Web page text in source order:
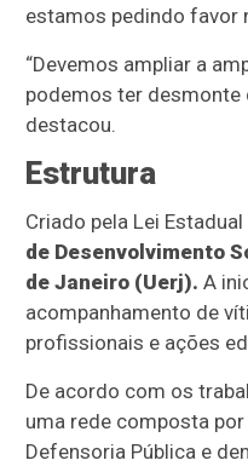
estamos pedindo favor
“Devemos ampliar a
podemos ter desmonte
destacou.
Estrutura
Criado pela Lei
de Desenvolvimento
de Janeiro (Uerj). A
acompanhamento de
profissionais e ações
De acordo com os
uma rede composta
Defensoria Pública e